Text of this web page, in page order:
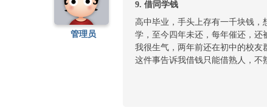
管理员
9. 借同学钱
高中毕业，手头上存有一千块钱
学，至今四年未还，每年催还，还
我很生气，两年前还在初中的校友
这件事告诉我借钱只能借熟人，不